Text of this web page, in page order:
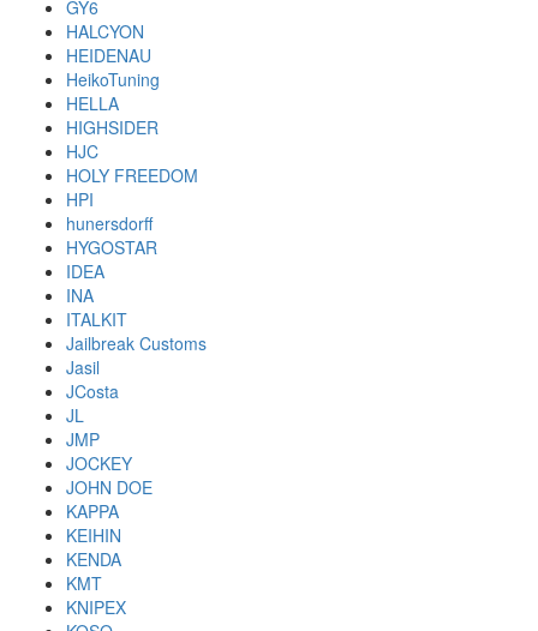
GY6
HALCYON
HEIDENAU
HeikoTuning
HELLA
HIGHSIDER
HJC
HOLY FREEDOM
HPI
hunersdorff
HYGOSTAR
IDEA
INA
ITALKIT
Jailbreak Customs
Jasil
JCosta
JL
JMP
JOCKEY
JOHN DOE
KAPPA
KEIHIN
KENDA
KMT
KNIPEX